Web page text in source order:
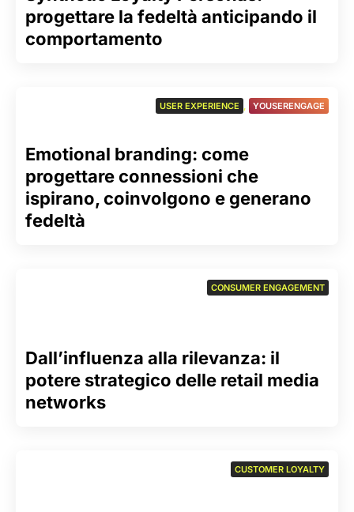
progettare la fedeltà anticipando il
comportamento
Emotional branding: come
progettare connessioni che
ispirano, coinvolgono e generano
fedeltà
USER EXPERIENCE , YOUSERENGAGE
Dall’influenza alla rilevanza: il
potere strategico delle retail media
networks
CONSUMER ENGAGEMENT
CUSTOMER LOYALTY